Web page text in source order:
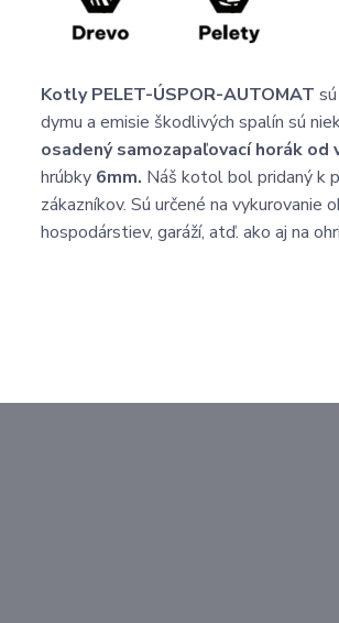
Kotly PELET-ÚSPOR-AUTOMAT
dymu a emisie škodlivých spalín sú
osadený samozapaľovací horák od
hrúbky 6mm. Náš kotol bol pridaný k
zákazníkov. Sú určené na vykurovanie
hospodárstiev, garáží, atď. ako aj na